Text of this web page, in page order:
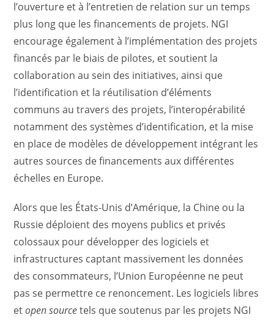
l’ouverture et à l’entretien de relation sur un temps
plus long que les financements de projets. NGI
encourage également à l’implémentation des projets
financés par le biais de pilotes, et soutient la
collaboration au sein des initiatives, ainsi que
l’identification et la réutilisation d’éléments
communs au travers des projets, l’interopérabilité
notamment des systèmes d’identification, et la mise
en place de modèles de développement intégrant les
autres sources de financements aux différentes
échelles en Europe.
Alors que les États-Unis d’Amérique, la Chine ou la
Russie déploient des moyens publics et privés
colossaux pour développer des logiciels et
infrastructures captant massivement les données
des consommateurs, l’Union Européenne ne peut
pas se permettre ce renoncement. Les logiciels libres
etopen sourcetels que soutenus par les projets NGI